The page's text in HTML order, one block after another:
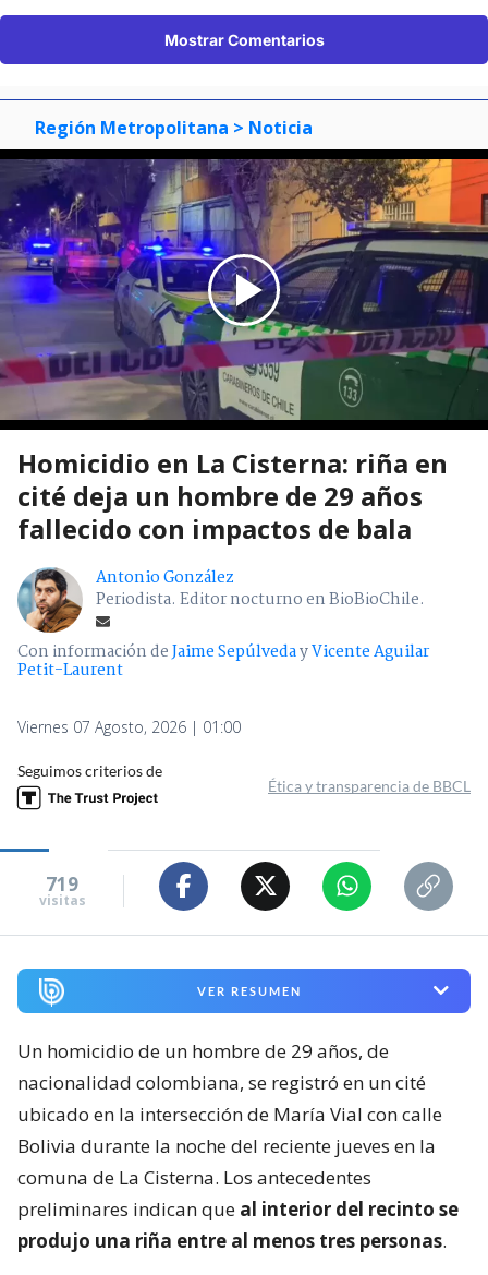
Mostrar Comentarios
Región Metropolitana > Noticia
Homicidio en La Cisterna: riña en
cité deja un hombre de 29 años
fallecido con impactos de bala
Antonio González
Periodista. Editor nocturno en BioBioChile.
Con información deJaime SepúlvedayVicente Aguilar
Petit-Laurent
Viernes 07 Agosto, 2026 | 01:00
Seguimos criterios de
Ética y transparencia de BBCL
719
visitas
VER RESUMEN
Un homicidio de un hombre de 29 años, de
nacionalidad colombiana, se registró en un cité
ubicado en la intersección de María Vial con calle
Bolivia durante la noche del reciente jueves en la
comuna de La Cisterna. Los antecedentes
preliminares indican que al interior del recinto se
produjo una riña entre al menos tres personas.